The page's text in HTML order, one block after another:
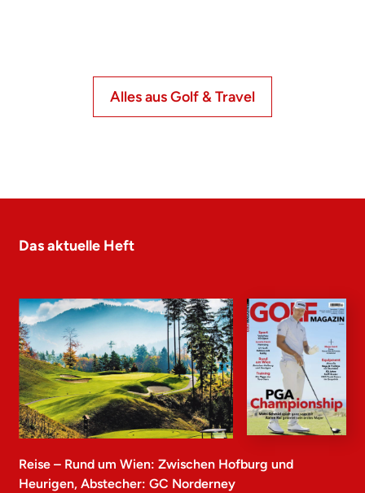
Alles aus Golf & Travel
Das aktuelle Heft
Reise – Rund um Wien: Zwischen Hofburg und
Heurigen, Abstecher: GC Norderney